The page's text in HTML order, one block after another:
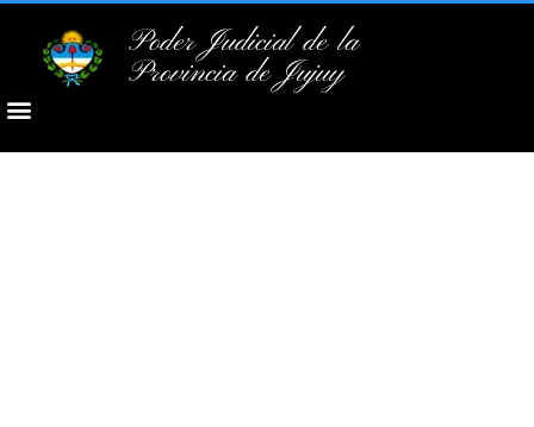
Poder Judicial de la
Provincia de Jujuy